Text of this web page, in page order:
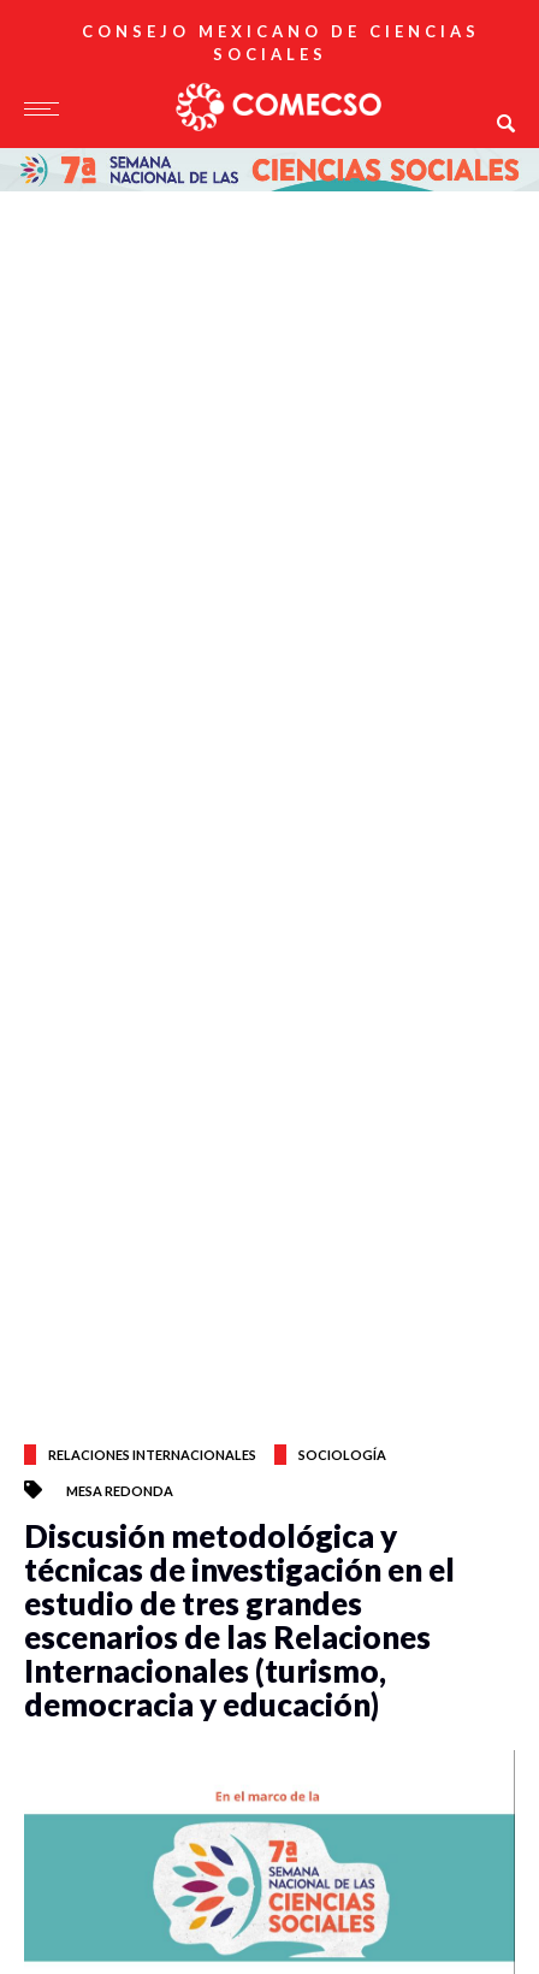
CONSEJO MEXICANO DE CIENCIAS
SOCIALES
RELACIONES INTERNACIONALES SOCIOLOGÍA
MESA REDONDA
Discusión metodológica y
técnicas de investigación en el
estudio de tres grandes
escenarios de las Relaciones
Internacionales (turismo,
democracia y educación)